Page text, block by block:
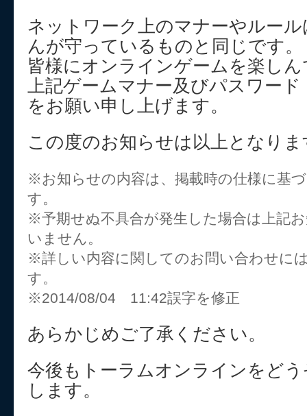
ネットワーク上のマナーやルー
んが守っているものと同じです。
皆様にオンラインゲームを楽し
上記ゲームマナー及びパスワー
をお願い申し上げます。
この度のお知らせは以上となりま
※お知らせの内容は、掲載時の仕様に基
す。
※予期せぬ不具合が発生した場合は上記
いません。
※詳しい内容に関してのお問い合わせに
す。
※2014/08/04 11:42誤字を修正
あらかじめご了承ください。
今後もトーラムオンラインをど
します。